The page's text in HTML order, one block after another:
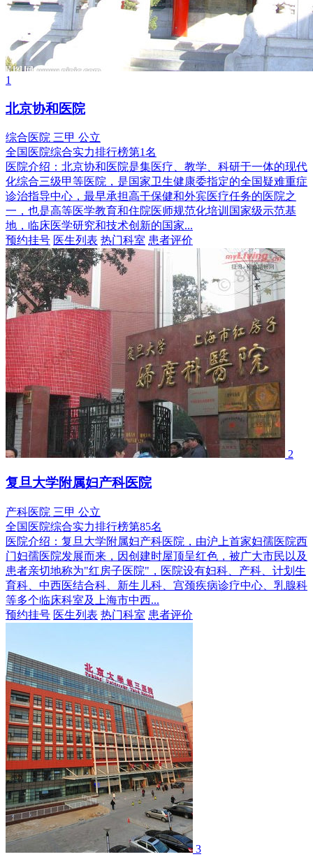
1
北京协和医院
综合医院 三甲 公立
全国医院综合实力排行榜第1名
医院介绍： 北京协和医院是集医疗、教学、科研于一体的现代
化综合三级甲等医院，是国家卫生健康委指定的全国疑难重症
诊治指导中心，最早承担高干保健和外宾医疗任务的医院之
一，也是高等医学教育和住院医师规范化培训国家级示范基
地，临床医学研究和技术创新的国家...
预约挂号 医生列表 热门科室 患者评价
2
复旦大学附属妇产科医院
产科医院 三甲 公立
全国医院综合实力排行榜第85名
医院介绍： 复旦大学附属妇产科医院，由沪上首家妇孺医院西
门妇孺医院发展而来，因创建时屋顶呈红色，被广大市民以及
患者亲切地称为"红房子医院"，医院设有妇科、产科、计划生
育科、中西医结合科、新生儿科、宫颈疾病诊疗中心、乳腺科
等多个临床科室及上海市中西...
预约挂号 医生列表 热门科室 患者评价
3